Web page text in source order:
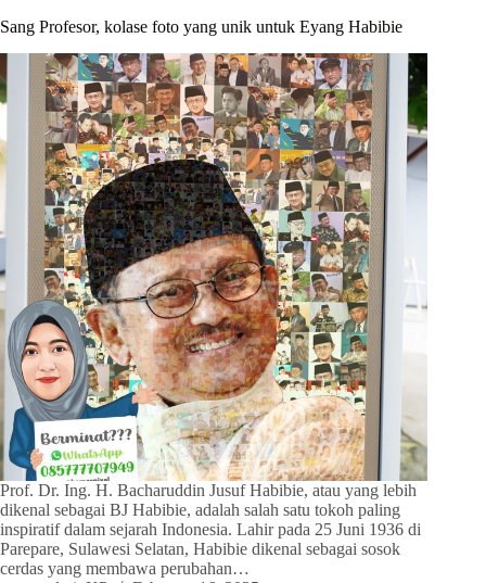
Sang Profesor, kolase foto yang unik untuk Eyang Habibie
Prof. Dr. Ing. H. Bacharuddin Jusuf Habibie, atau yang lebih
dikenal sebagai BJ Habibie, adalah salah satu tokoh paling
inspiratif dalam sejarah Indonesia. Lahir pada 25 Juni 1936 di
Parepare, Sulawesi Selatan, Habibie dikenal sebagai sosok
cerdas yang membawa perubahan…